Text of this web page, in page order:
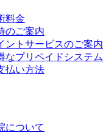
料金
のご案内
ントサービスのご案内
なプリペイドシステム
払い方法
について